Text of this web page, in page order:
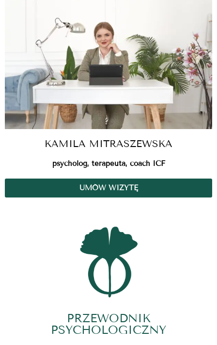
KAMILA MITRASZEWSKA
psycholog, terapeuta, coach ICF
UMÓW WIZYTĘ
PRZEWODNIK
PSYCHOLOGICZNY